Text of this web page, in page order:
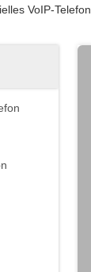
VoIP-Telefon